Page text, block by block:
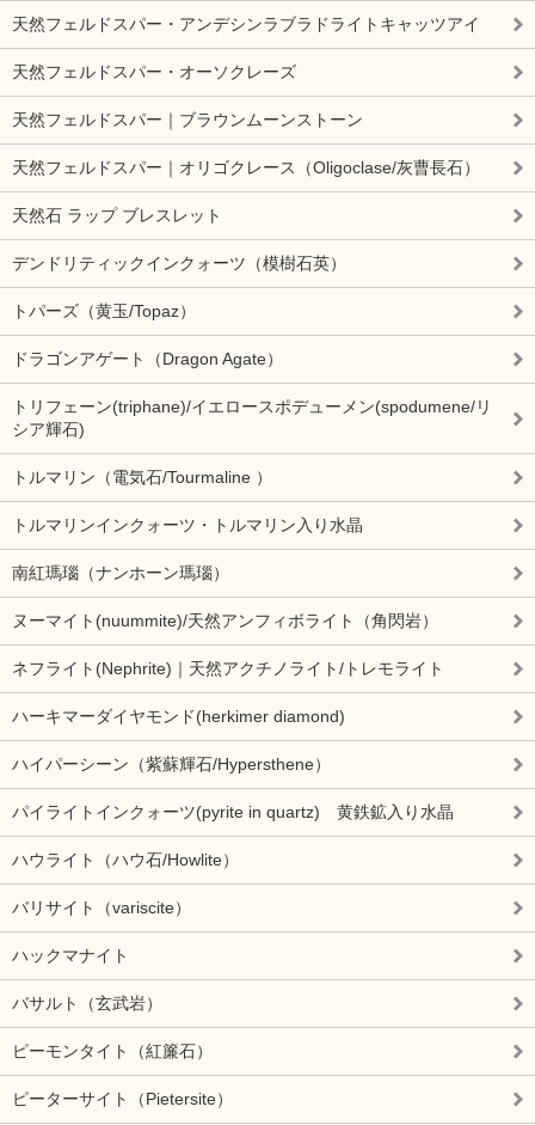
天然フェルドスパー・アンデシンラブラドライトキャッツアイ
天然フェルドスパー・オーソクレーズ
天然フェルドスパー｜ブラウンムーンストーン
天然フェルドスパー｜オリゴクレース（Oligoclase/灰曹長石）
天然石 ラップ ブレスレット
デンドリティックインクォーツ（模樹石英）
トパーズ（黄玉/Topaz）
ドラゴンアゲート（Dragon Agate）
トリフェーン(triphane)/イエロースポデューメン(spodumene/リ
シア輝石)
トルマリン（電気石/Tourmaline ）
トルマリンインクォーツ・トルマリン入り水晶
南紅瑪瑙（ナンホーン瑪瑙）
ヌーマイト(nuummite)/天然アンフィボライト（角閃岩）
ネフライト(Nephrite)｜天然アクチノライト/トレモライト
ハーキマーダイヤモンド(herkimer diamond)
ハイパーシーン（紫蘇輝石/Hypersthene）
パイライトインクォーツ(pyrite in quartz) 黄鉄鉱入り水晶
ハウライト（ハウ石/Howlite）
バリサイト（variscite）
ハックマナイト
バサルト（玄武岩）
ピーモンタイト（紅簾石）
ピーターサイト（Pietersite）